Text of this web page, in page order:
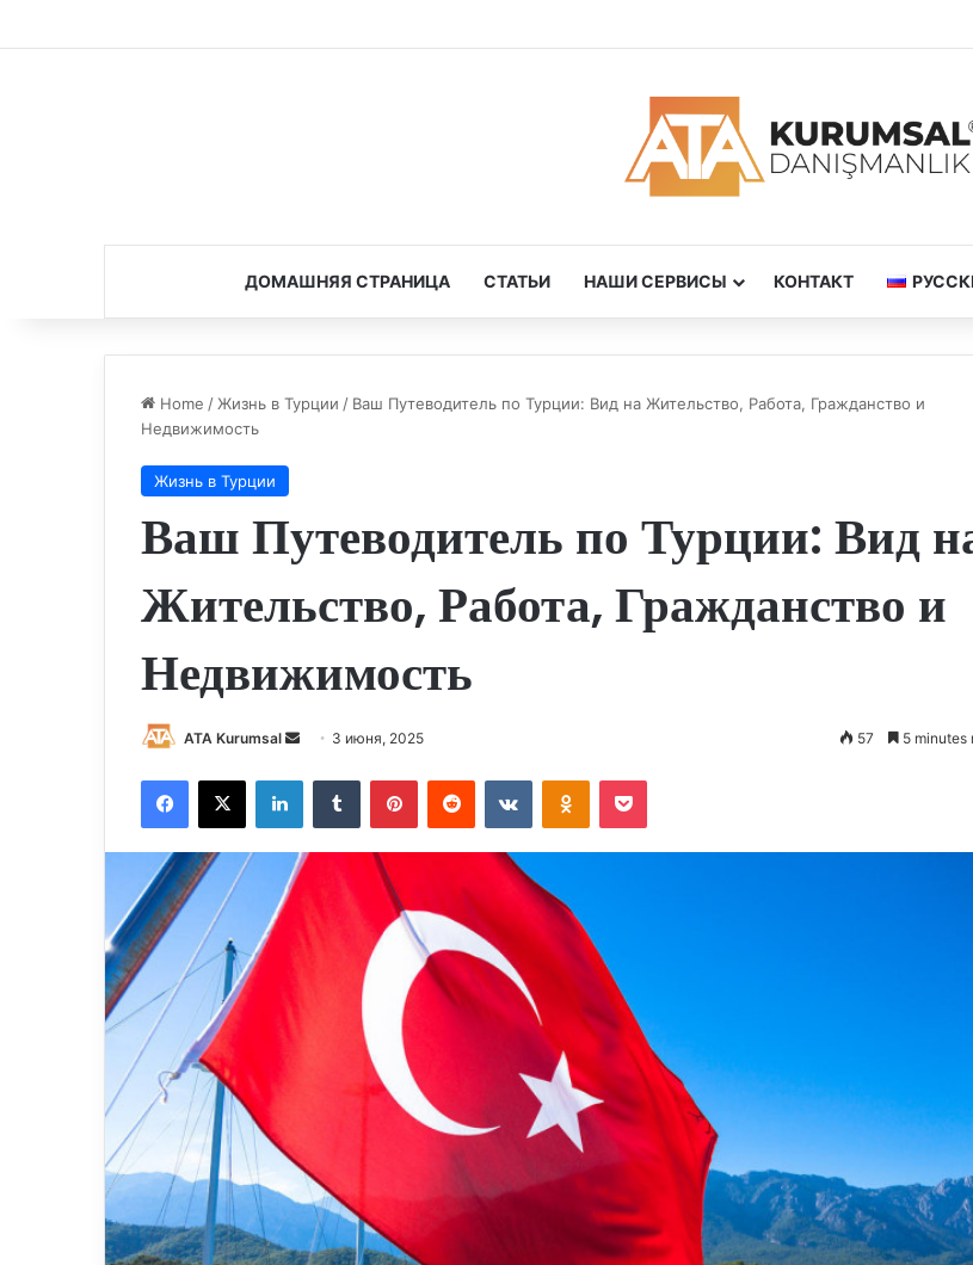
ДОМАШНЯЯ СТРАНИЦА СТАТЬИ НАШИ СЕРВИСЫ КОНТАКТ
Home / Жизнь в Турции / Ваш Путеводитель по Турции: Вид на Жительство, Работа, Гражданство и
Недвижимость
Жизнь в Турции
Ваш Путеводитель по Турции: Вид
Жительство, Работа, Гражданство и
Недвижимость
ATA Kurumsal
Send 3 июня, 2025 57 5 minutes
Facebook
X LinkedInTumblr PinterestReddit VKontakteOdnoklassniki
Pocket